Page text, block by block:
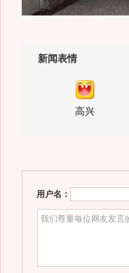
新闻表情
高兴
用户名：